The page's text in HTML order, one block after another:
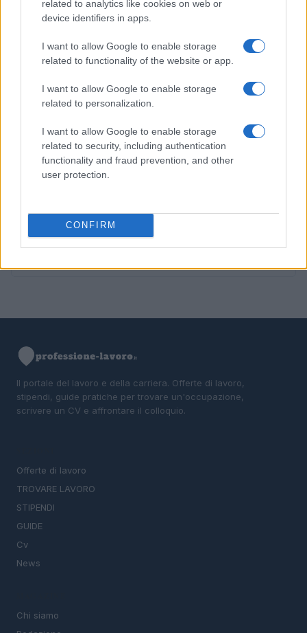
related to analytics like cookies on web or
device identifiers in apps.
I want to allow Google to enable storage
related to functionality of the website or app.
I want to allow Google to enable storage
related to personalization.
I want to allow Google to enable storage
related to security, including authentication
functionality and fraud prevention, and other
user protection.
CONFIRM
PIÙ LETTI
C’è posta per te, stasera 25 gennaio: gli ospiti e le
anticipazioni
Cultura 2029
Barbie 2 a rischio: i motivi del blocco tra Warner Bros e
il cast
Bolzano
5 Proroga detassazione e nuove tutele: cosa cambia con
la Legge di Bilancio 2027
Il portale del lavoro e della carriera. Offerte di lavoro,
stipendi, guide pratiche per trovare un'occupazione,
scrivere un CV e affrontare il colloquio.
Offerte di lavoro
TROVARE LAVORO
STIPENDI
GUIDE
Cv
News
Chi siamo